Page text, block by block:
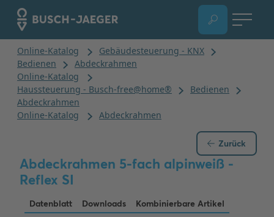
Zurück
Abdeckrahmen 5-fach alpinweiß -
Reflex SI
Datenblatt Downloads Kombinierbare Artikel